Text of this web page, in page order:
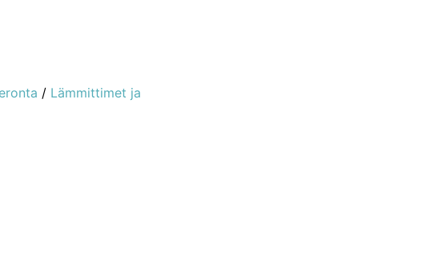
/ Lämmittimet ja